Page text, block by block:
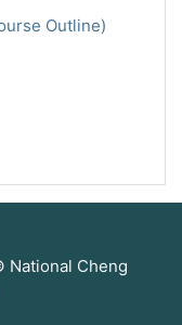
Outline)
National Cheng